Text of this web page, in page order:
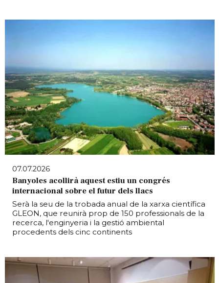
07.07.2026
Banyoles acollirà aquest estiu un congrés
internacional sobre el futur dels llacs
Serà la seu de la trobada anual de la xarxa científica
GLEON, que reunirà prop de 150 professionals de la
recerca, l'enginyeria i la gestió ambiental
procedents dels cinc continents